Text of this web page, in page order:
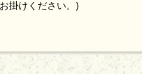
掛けください。)